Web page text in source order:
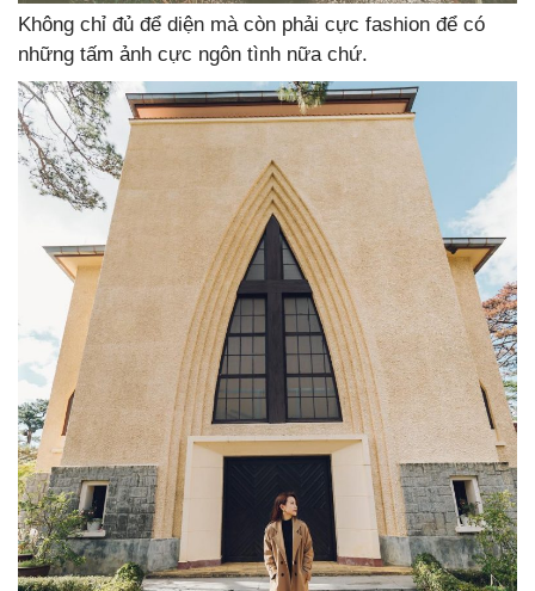
Không chỉ đủ để diện mà còn phải cực fashion để có
những tấm ảnh cực ngôn tình nữa chứ.